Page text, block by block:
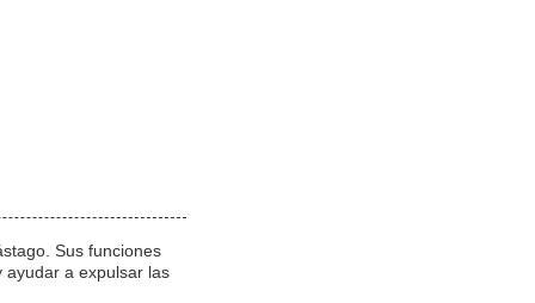
Sus funciones
ayudar a expulsar las